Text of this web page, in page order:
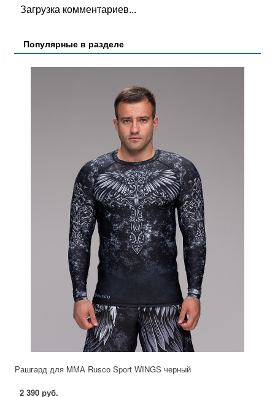
Загрузка комментариев...
Популярные в разделе
Рашгард для MMA Rusco Sport WINGS черный
2 390 руб.